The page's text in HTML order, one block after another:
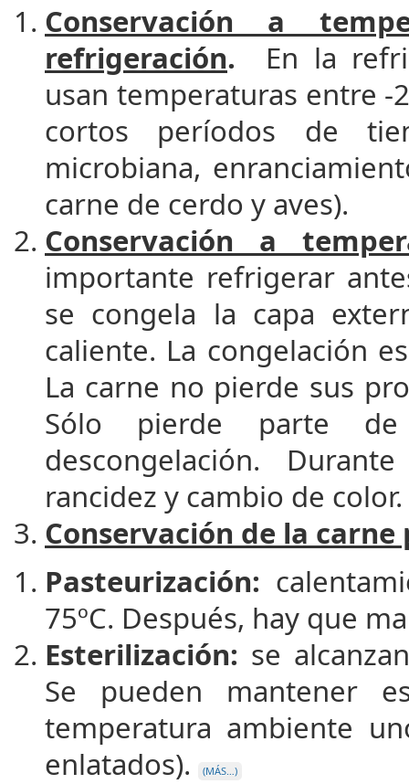
Conservación a
refrigeración. En la
usan temperaturas entre -
cortos períodos de
microbiana,
carne de cerdo y aves).
Conservación a
importante refrigerar
se congela la capa
caliente. La congelación
La carne no pierde sus
Sólo pierde parte
descongelación.
rancidez y cambio de color.
Conservación de la carne
Pasteurización:
75ºC. Después, hay que
Esterilización: se
Se pueden mantener
temperatura ambiente
enlatados).
(MÁS…)